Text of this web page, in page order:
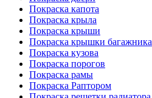
Покраска капота
Покраска крыла
Покраска крыши
Покраска крышки багажника
Покраска кузова
Покраска порогов
Покраска рамы
Покраска Раптором